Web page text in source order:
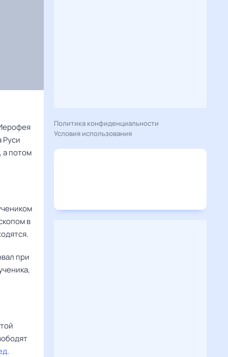
Руси
а потом
в
при
.
Политика конфиденциальности
Условия использования